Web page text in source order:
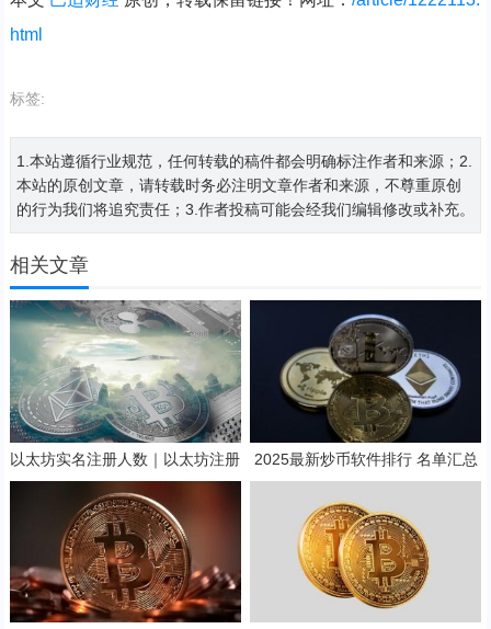
html
标签:
1.本站遵循行业规范，任何转载的稿件都会明确标注作者和来源；2.
本站的原创文章，请转载时务必注明文章作者和来源，不尊重原创
的行为我们将追究责任；3.作者投稿可能会经我们编辑修改或补充。
相关文章
以太坊实名注册人数｜以太坊注册
及操作教程
2025最新炒币软件排行 名单汇总